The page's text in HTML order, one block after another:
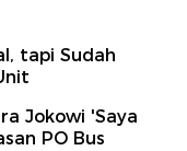
tapi Sudah
Jokowi 'Saya
PO Bus